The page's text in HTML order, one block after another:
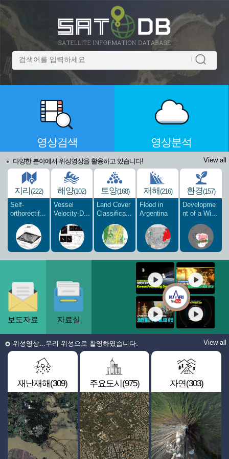
영상검색 영상분석
다양한 분야에서 위성영상을 활용하고 있습니다! View all
지리(222)
Self-
orthorectif...
해양(102)
Vessel
Velocity-D...
토양(168)
Land Cover
Classifica...
재해(216)
Flood in
Argentina
환경(157)
Developme
nt of a Wi...
보도자료 자료실
위성영상...우리 위성으로 촬영하였습니다. View all
재난재해(309) 주요도시(975) 자연(303)